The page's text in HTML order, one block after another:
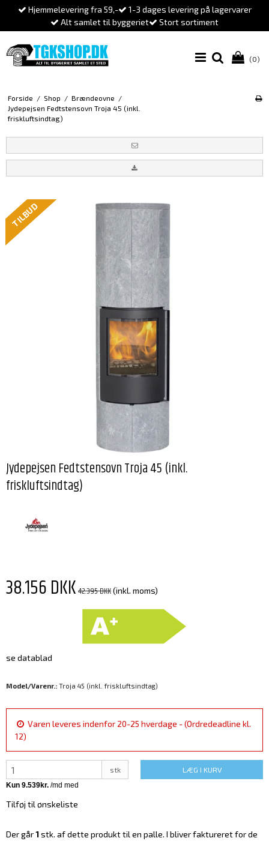
Hjemmelevering fra 59,-
1-3 dages levering på lagervarer
Alt samlet til byggeriet
Stort sortiment
(0)
Forside / Shop / Brændeovne /
Jydepejsen Fedtstensovn Troja 45 (inkl.
friskluftsindtag)
TILBUD
Jydepejsen Fedtstensovn Troja 45 (inkl.
friskluftsindtag)
38.156 DKK42.395 DKK(inkl. moms)
se datablad
Model/Varenr.: Troja 45 (inkl. friskluftsindtag)
Varen leveres indenfor 20-25 hverdage - (Ordredeadline kl.
12)
stk LÆG I KURV
Tilføj til ønskeliste
Der går1stk. af dette produkt til en palle. I bliver faktureret for de